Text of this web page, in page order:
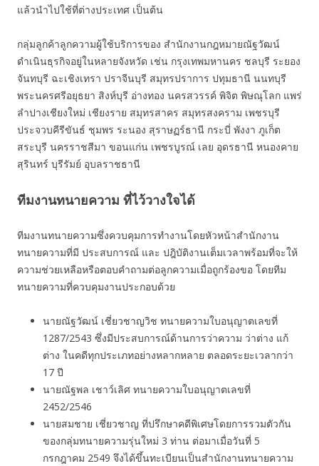
แล้วนำไปใช้ที่ต่างประเทศ เป็นต้น
กลุ่มลูกค้าลูกความผู้ใช้บริการของ สำนักงานกฎหมายณัฐวัฒน์
ดำเนินธุรกิจอยู่ในหลายจังหวัด เช่น กรุงเทพมหานคร ชลบุรี ระยอง
จันทบุรี ฉะเชิงเทรา ปราจีนบุรี สมุทรปราการ ปทุมธานี นนทบุรี
พระนครศรีอยุธยา สิงห์บุรี อ่างทอง นครสวรรค์ พิจิต พิษณุโลก แพร่
ลำปางเชียงใหม่ เชียงราย สมุทรสาคร สมุทรสงคราม เพชรบุรี
ประจวบคีรีขันธ์ ชุมพร ระนอง สุราษฏร์ธานี กระบี่ พังงา ภูเก็ต
สระบุรี นครราชสีมา ขอนแก่น เพชรบูรณ์ เลย อุดรธานี หนองคาย
สุรินทร์ บุรีรัมย์ อุบลราชธานี
ทีมงานทนายความ ที่ไว้วางใจได้
ทีมงานทนายความซึ่งควบคุมการทำงานโดยหัวหน้าสำนักงาน
ทนายความที่มี ประสบการณ์ และ ปฎิบัติงานเต็มเวลาพร้อมที่จะให้
ความช่วยเหลือหรือตอบคำถามต่อลูกความเมื่อถูกร้องขอ โดยทีม
ทนายความที่ควบคุมงานประกอบด้วย
นายณัฐวัฒน์ เชี่ยวชาญวิช ทนายความใบอนุญาตเลขที่
1287/2543 ซึ่งมีประสบการณ์ด้านการว่าความ ว่าต่าง แก้
ต่าง ในคดีทุกประเภทอย่างหลากหลาย ตลอดระยะเวลากว่า
17 ปี
นายณัฐพล เชาว์เลิศ ทนายความใบอนุญาตเลขที่
2452/2546
นายสมชาย เชี่ยวชาญ ที่ปรึกษาคดีพิเศษโดยการรวมตัวกัน
ของกลุ่มทนายความรุ่นใหม่ 3 ท่าน ต่อมาเมื่อวันที่ 5
กรกฎาคม 2549 จึงได้ขึ้นทะเบียนเป็นสำนักงานทนายความ